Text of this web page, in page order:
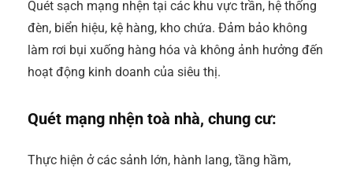
Quét sạch mạng nhện tại các khu vực trần, hệ thống
đèn, biển hiệu, kệ hàng, kho chứa. Đảm bảo không
làm rơi bụi xuống hàng hóa và không ảnh hưởng đến
hoạt động kinh doanh của siêu thị.
Quét mạng nhện toà nhà, chung cư:
Thực hiện ở các sảnh lớn, hành lang, tầng hầm,